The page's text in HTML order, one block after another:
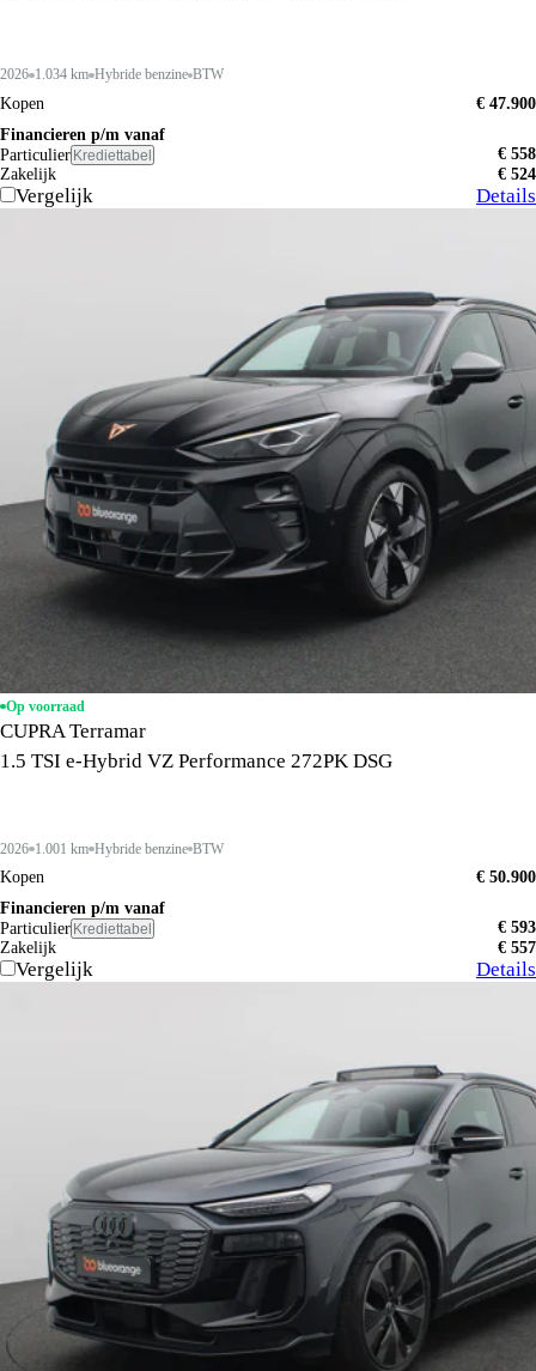
2026 1.034 km Hybride benzine BTW
Kopen
€ 47.900
Financieren p/m vanaf
Particulier Krediettabel
€ 558
Zakelijk
€ 524
Vergelijk Details
Op voorraad
CUPRA Terramar
1.5 TSI e-Hybrid VZ Performance 272PK DSG
2026 1.001 km Hybride benzine BTW
Kopen
€ 50.900
Financieren p/m vanaf
Particulier Krediettabel
€ 593
Zakelijk
€ 557
Vergelijk Details